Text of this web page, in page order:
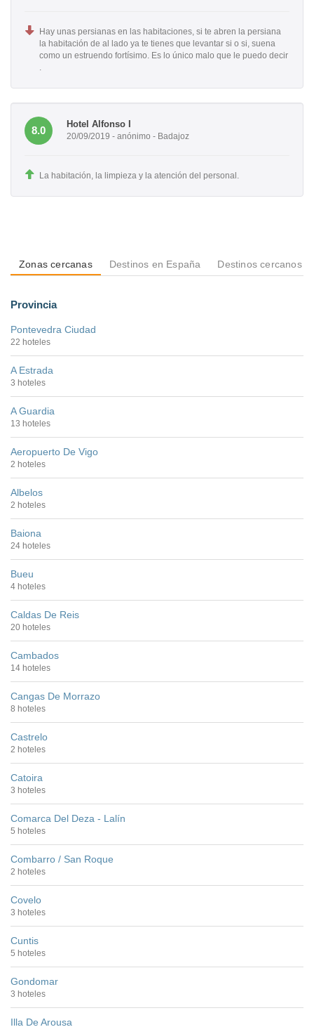
Hay unas persianas en las habitaciones, si te abren la persiana
la habitación de al lado ya te tienes que levantar si o si, suena
como un estruendo fortísimo. Es lo único malo que le puedo decir
8.0
Hotel Alfonso I
20/09/2019 - anónimo - Badajoz
La habitación, la limpieza y la atención del personal.
Zonas cercanas Destinos en España Destinos cercanos a
Provincia
Pontevedra Ciudad
22 hoteles
A Estrada
3 hoteles
A Guardia
13 hoteles
Aeropuerto De Vigo
2 hoteles
Albelos
2 hoteles
Baiona
24 hoteles
Bueu
4 hoteles
Caldas De Reis
20 hoteles
Cambados
14 hoteles
Cangas De Morrazo
8 hoteles
Castrelo
2 hoteles
Catoira
3 hoteles
Comarca Del Deza - Lalín
5 hoteles
Combarro / San Roque
2 hoteles
Covelo
3 hoteles
Cuntis
5 hoteles
Gondomar
3 hoteles
Illa De Arousa